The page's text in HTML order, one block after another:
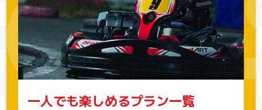
一人でも楽しめるプラン一覧